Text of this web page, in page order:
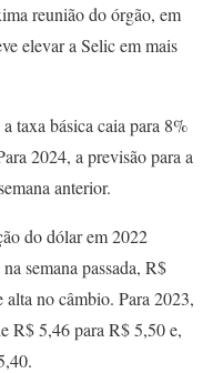
reunião do órgão, em
elevar a Selic em mais
taxa básica caia para 8%
2024, a previsão para a
anterior.
do dólar em 2022
semana passada, R$
no câmbio. Para 2023,
R$ 5,46 para R$ 5,50 e,